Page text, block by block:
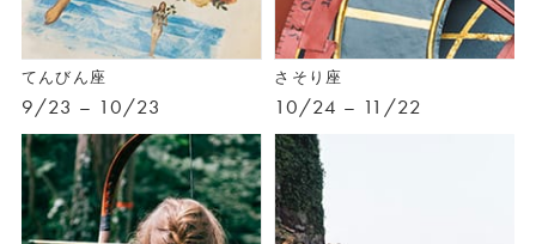
てんびん座
9/23 – 10/23
さそり座
10/24 – 11/22